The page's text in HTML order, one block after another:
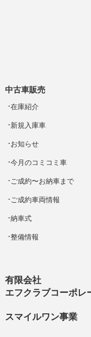
有限会社
エフクラブコーポレ
スマイルワン事業
中古車販売
在庫紹介
新規入庫車
お知らせ
今月のコミコミ車
ご成約〜お納車まで
ご成約車両情報
納車式
整備情報